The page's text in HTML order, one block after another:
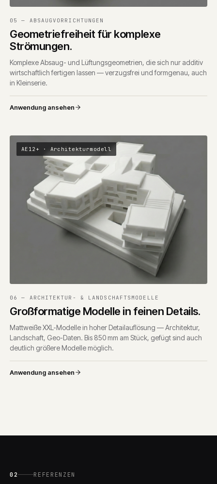
05 — ABSAUGVORRICHTUNGEN
Geometriefreiheit für komplexe
Strömungen.
Komplexe Absaug- und Lüftungsgeometrien, die sich nur additiv
wirtschaftlich fertigen lassen — verzugsfrei und formgenau, auch
in Kleinserie.
Anwendung ansehen
AE12+ · Architekturmodell
06 — ARCHITEKTUR- & LANDSCHAFTSMODELLE
Großformatige Modelle in feinen Details.
Mattweiße XXL-Modelle in hoher Detailauflösung — Architektur,
Landschaft, Geo-Daten. Bis 850 mm am Stück, gefügt sind auch
deutlich größere Modelle möglich.
Anwendung ansehen
02 REFERENZEN